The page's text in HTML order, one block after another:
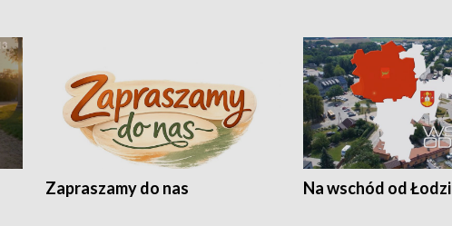
Zapraszamy do nas Na wschód od Łodzi